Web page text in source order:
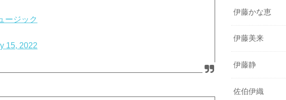
ージック
15, 2022
伊藤かな恵
伊藤美来
伊藤静
佐伯伊織